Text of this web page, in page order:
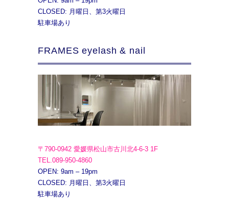
CLOSED: 月曜日、第3火曜日
駐車場あり
FRAMES eyelash & nail
〒790-0942 愛媛県松山市古川北4-6-3 1F
TEL.089-950-4860
OPEN: 9am – 19pm
CLOSED: 月曜日、第3火曜日
駐車場あり